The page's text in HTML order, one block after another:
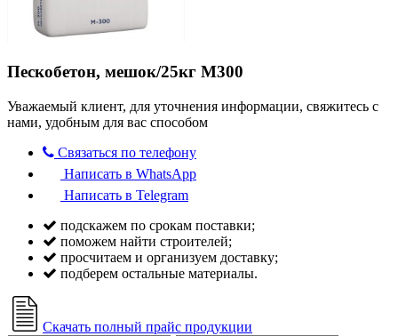
Пескобетон, мешок/25кг М300
Уважаемый клиент, для уточнения информации, свяжитесь с
нами, удобным для вас способом
Связаться по телефону
Написать в WhatsApp
Написать в Telegram
подскажем по срокам поставки;
поможем найти строителей;
просчитаем и организуем доставку;
подберем остальные материалы.
Скачать полный прайс продукции